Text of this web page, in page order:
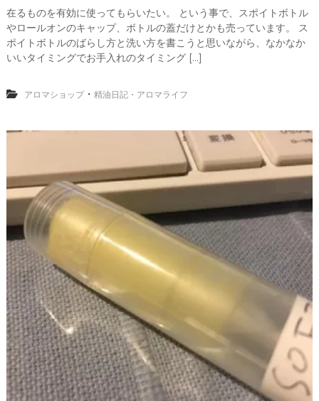
在るものを有効に使ってもらいたい。 という事で、スポイトボトル
やロールオンのキャップ、ボトルの蓋だけとかも売っています。 ス
ポイトボトルのばらし方と洗い方を書こうと思いながら、なかなか
いいタイミングでお手入れのタイミング […]
アロマショップ・ 精油日記・アロマライフ